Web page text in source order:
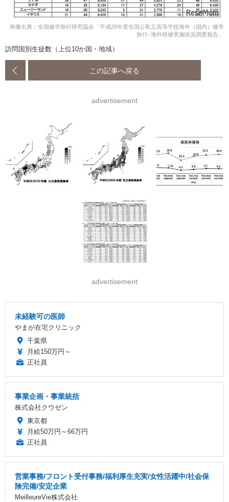
画像出典：全国修学旅行研究協会「平成28年度全国公私立高等学校海外（国内）修学
旅行･海外研修実施状況調査報告」
訪問国別生徒数（上位10か国・地域）
この記事へ戻る
advertisement
advertisement
未経験可の医師
やまが在宅クリニック
千葉県
月給150万円～
正社員
事業企画・事業統括
株式会社クウゼン
東京都
月給50万円～66万円
正社員
営業事務/フロント受付事務/福利厚生充実/女性活躍中/社会保
険完備/安定企業
MeilleureVie株式会社